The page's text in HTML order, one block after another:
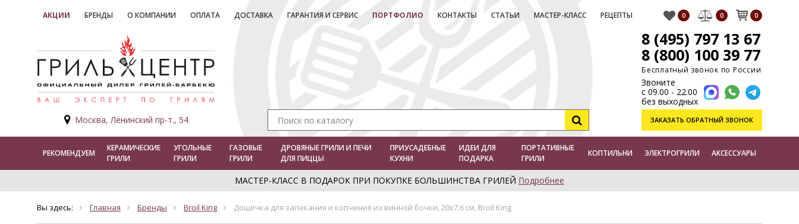
АКЦИИ БРЕНДЫ О КОМПАНИИ ОПЛАТА ДОСТАВКА ГАРАНТИЯ И СЕРВИС ПОРТФОЛИО КОНТАКТЫ СТАТЬИ МАСТЕР-КЛАСС РЕЦЕПТЫ 0 0 0
Москва, Ленинский пр-т., 54
8 (495) 797 13 67
8 (800) 100 39 77
Бесплатный звонок по России
Звоните
с 09.00 - 22.00
без выходных
ЗАКАЗАТЬ ОБРАТНЫЙ ЗВОНОК
РЕКОМЕНДУЕМ
КЕРАМИЧЕСКИЕ
ГРИЛИ
УГОЛЬНЫЕ
ГРИЛИ
ГАЗОВЫЕ
ГРИЛИ
ДРОВЯНЫЕ ГРИЛИ И ПЕЧИ
ДЛЯ ПИЦЦЫ
ПРИУСАДЕБНЫЕ
КУХНИ
ИДЕИ ДЛЯ
ПОДАРКА
ПОРТАТИВНЫЕ
ГРИЛИ
КОПТИЛЬНИ ЭЛЕКТРОГРИЛИ АКСЕССУАРЫ
МАСТЕР-КЛАСС В ПОДАРОК ПРИ ПОКУПКЕ БОЛЬШИНСТВА ГРИЛЕЙ Подробнее
Вы здесь: Главная Бренды Broil King Дощечка для запекания и копчения из винной бочки, 20х7.6 см, Broil King